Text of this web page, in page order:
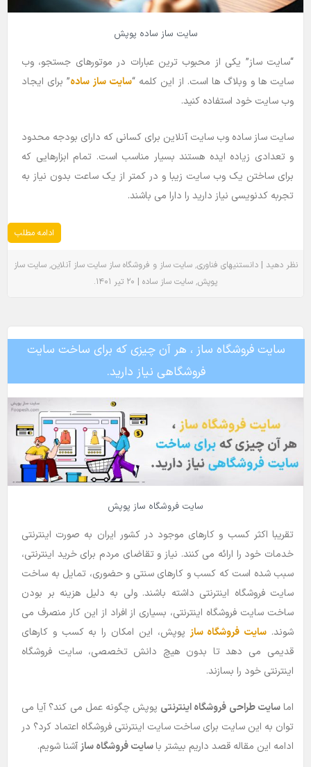
سایت ساز ساده پوپش
“سایت ساز” یکی از محبوب ترین عبارات در موتورهای جستجو، وب
سایت ها و وبلاگ ها است. از این کلمه “سایت ساز ساده” برای ایجاد
وب سایت خود استفاده کنید.
سایت ساز ساده وب سایت آنلاین برای کسانی که دارای بودجه محدود
و تعدادی زیاده ایده هستند بسیار مناسب است. تمام ابزارهایی که
برای ساختن یک وب سایت زیبا و در کمتر از یک ساعت بدون نیاز به
تجربه کدنویسی نیاز دارید را دارا می باشند.
ادامه مطلب
نظر دهید |دانستنیهای فناوری٬ سایت ساز و فروشگاه ساز سایت ساز آنلاین٬ سایت ساز
پوپش٬ سایت ساز ساده | ۲۰ تیر ۱۴۰۱ .
سایت فروشگاه ساز ، هر آن چیزی که برای ساخت سایت
فروشگاهی نیاز دارید.
سایت فروشگاه ساز پوپش
تقریبا اکثر کسب و کارهای موجود در کشور ایران به صورت اینترنتی
خدمات خود را ارائه می کنند. نیاز و تقاضای مردم برای خرید اینترنتی،
سبب شده است که کسب و کارهای سنتی و حضوری، تمایل به ساخت
سایت فروشگاه اینترنتی داشته باشند. ولی به دلیل هزینه بر بودن
ساخت سایت فروشگاه اینترنتی، بسیاری از افراد از این کار منصرف می
شوند. سایت فروشگاه ساز پوپش، این امکان را به کسب و کارهای
قدیمی می دهد تا بدون هیچ دانش تخصصی، سایت فروشگاه
اینترنتی خود را بسازند.
اماسایت طراحی فروشگاه اینترنتی پوپش چگونه عمل می کند؟ آیا می
توان به این سایت برای ساخت سایت اینترنتی فروشگاه اعتماد کرد؟ در
ادامه این مقاله قصد داریم بیشتر باسایت فروشگاه سازآشنا شویم.